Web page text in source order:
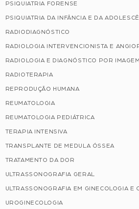
PSIQUIATRIA FORENSE
PSIQUIATRIA DA INFÂNCIA E DA
RADIODIAGNÓSTICO
RADIOLOGIA INTERVENCIONISTA E
RADIOLOGIA E DIAGNÓSTICO POR IMAGEM
RADIOTERAPIA
REPRODUÇÃO HUMANA
REUMATOLOGIA
REUMATOLOGIA PEDIÁTRICA
TERAPIA INTENSIVA
TRANSPLANTE DE MEDULA ÓSSEA
TRATAMENTO DA DOR
ULTRASSONOGRAFIA GERAL
ULTRASSONOGRAFIA EM GINECOLOGIA E
UROGINECOLOGIA